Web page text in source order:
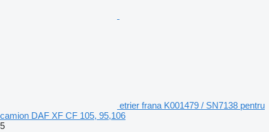
etrier frana K001479 / SN7138 pentru
camion DAF XF CF 105, 95,106
5